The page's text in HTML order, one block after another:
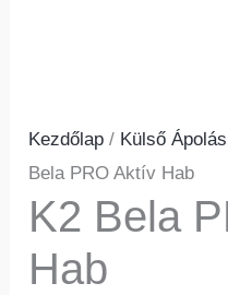
Kezdőlap / Külső Ápolás
Bela PRO Aktív Hab
K2 Bela
Hab